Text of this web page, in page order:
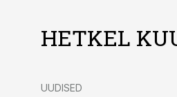
HETKEL
UUDISED